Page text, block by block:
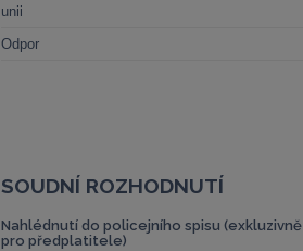
unii
Odpor
SOUDNÍ ROZHODNUTÍ
Nahlédnutí do policejního spisu (exkluzivně
pro předplatitele)